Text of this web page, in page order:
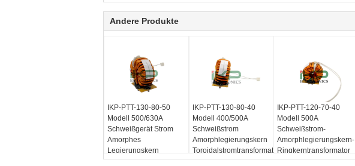
Andere Produkte
IKP-PTT-130-80-50
Modell 500/630A
Schweißgerät Strom
Amorphes
Legierungskern
Ringkern
IKP-PTT-130-80-40
Modell 400/500A
Schweißstrom
Amorphlegierungskern
Toroidalstromtransformator
für Inverter-
IKP-PTT-120-70-40
Modell 500A
Schweißstrom-
Amorphlegierungskern-
Ringkerntransformator
für Inverter-